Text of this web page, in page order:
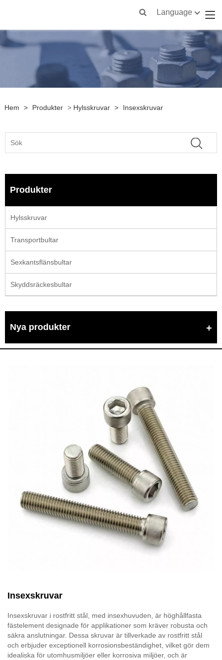
Language
Hem > Produkter > Hylsskruvar > Insexskruvar
Produkter
Hylsskruvar
Transportbultar
Sexkantsflänsbultar
Skyddsräckesbultar
Nya produkter
Insexskruvar
Insexskruvar i rostfritt stål, med insexhuvuden, är höghållfasta
fästelement designade för applikationer som kräver robusta och
säkra anslutningar. Dessa skruvar är tillverkade av rostfritt stål
och erbjuder exceptionell korrosionsbeständighet, vilket gör dem
idealiska för utomhusmiljöer eller korrosiva miljöer, och är